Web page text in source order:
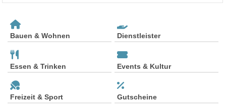
Bauen & Wohnen Dienstleister
Essen & Trinken Events & Kultur
Freizeit & Sport Gutscheine